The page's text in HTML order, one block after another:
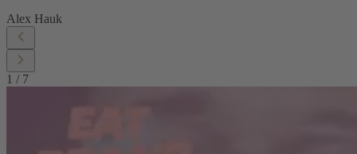
Alex Hauk
1 / 7